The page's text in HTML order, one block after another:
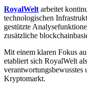
RoyalWelt arbeitet
technologischen
gestützte
zusätzliche
Mit einem klaren Fokus
etabliert sich RoyalWelt
verantwortungsbewusstes
Kryptomarkt.